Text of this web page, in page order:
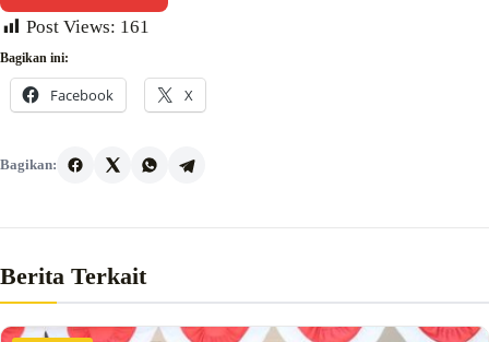
Post Views: 161
Bagikan ini:
Facebook X
Bagikan:
Berita Terkait